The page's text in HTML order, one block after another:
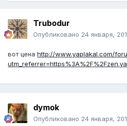
Trubodur
Опубликовано 24 января,
вот цена http://www.yaplakal.com/
dymok
Опубликовано 24 января,